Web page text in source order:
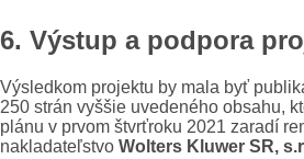
6. Výstup a podpora
Výsledkom projektu by mala byť
250 strán vyššie uvedeného obsahu,
plánu v prvom štvrťroku 2021 zaradí
nakladateľstvo Wolters Kluwer SR,